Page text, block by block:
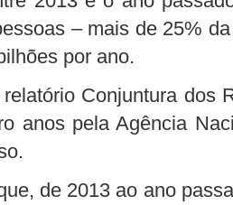
– mais de 25%
por ano.
Conjuntura dos
anos pela Agência
de 2013 ao ano